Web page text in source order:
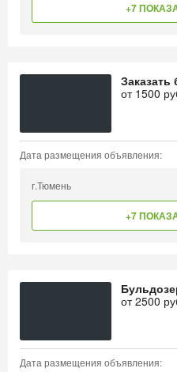
+7
от 1500
Дата размещения объявления:
г.Тюмень
+7
от2500
Дата размещения объявления: